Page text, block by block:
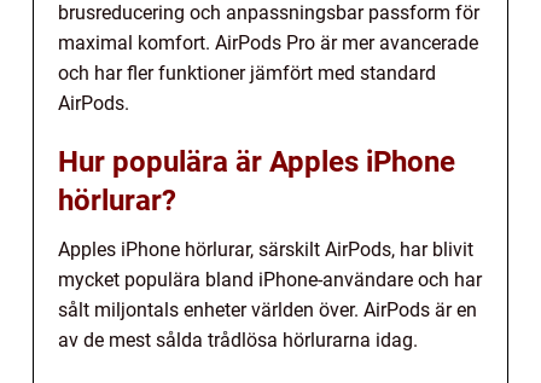
brusreducering och anpassningsbar passform för
maximal komfort. AirPods Pro är mer avancerade
och har fler funktioner jämfört med standard
AirPods.
Hur populära är Apples iPhone
hörlurar?
Apples iPhone hörlurar, särskilt AirPods, har blivit
mycket populära bland iPhone-användare och har
sålt miljontals enheter världen över. AirPods är en
av de mest sålda trådlösa hörlurarna idag.